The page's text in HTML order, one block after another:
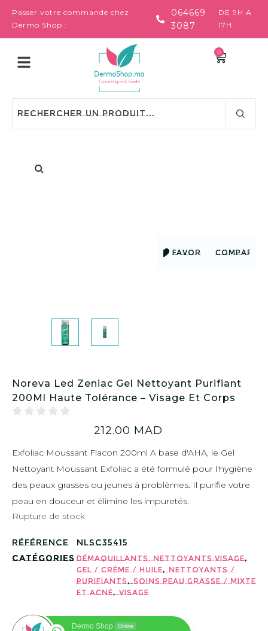
Passer votre commande chez
Dermo Shop :
064669
3087
DE 9H A
17H
0
FAVORIS COMPARER
Noreva Led Zeniac Gel Nettoyant Purifiant
200Ml Haute Tolérance – Visage Et Corps
212.00 MAD
Exfoliac Moussant Flacon 200ml A base d'AHA, le Gel
Nettoyant Moussant Exfoliac a été formulé pour l'hygiène
des peaux grasses ou jeunes à problèmes. Il purifie votre
peau en douceur et élimine les impuretés.
Rupture de stock
Référence
NLSC35415
Catégories Démaquillants, Nettoyants visage,
Gel / Crème / Huile, Nettoyants /
Purifiants , Soins peau Grasse / Mixte
et Acné, Visage
Dermo Shop Online